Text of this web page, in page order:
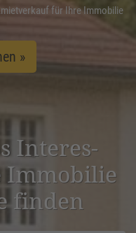
für Ihre Immobilie
»
Inter­es­
Immobilie
finden